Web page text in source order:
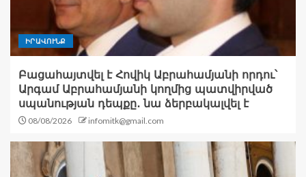
ԻՐԱՎՈՒՆՔ
Բացահայտվել է Հովիկ Աբրահամյանի որդու՝
Արգամ Աբրահամյանի կողմից պատվիրված
սպանության դեպքը․ նա ձերբակալվել է
08/08/2026 infomitk@gmail.com